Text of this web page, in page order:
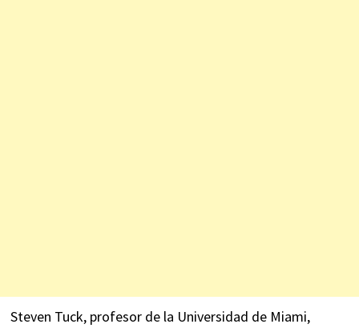
Steven Tuck, profesor de la Universidad de Miami,